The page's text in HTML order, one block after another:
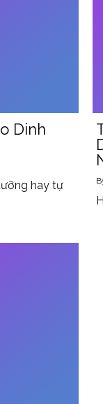
Dinh
hay tự